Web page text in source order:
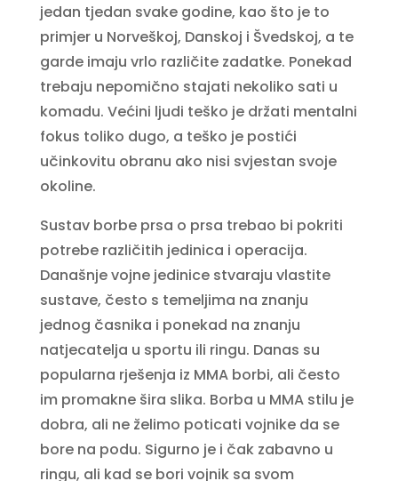
jedan tjedan svake godine, kao što je to
primjer u Norveškoj, Danskoj i Švedskoj, a te
garde imaju vrlo različite zadatke. Ponekad
trebaju nepomično stajati nekoliko sati u
komadu. Većini ljudi teško je držati mentalni
fokus toliko dugo, a teško je postići
učinkovitu obranu ako nisi svjestan svoje
okoline.
Sustav borbe prsa o prsa trebao bi pokriti
potrebe različitih jedinica i operacija.
Današnje vojne jedinice stvaraju vlastite
sustave, često s temeljima na znanju
jednog časnika i ponekad na znanju
natjecatelja u sportu ili ringu. Danas su
popularna rješenja iz MMA borbi, ali često
im promakne šira slika. Borba u MMA stilu je
dobra, ali ne želimo poticati vojnike da se
bore na podu. Sigurno je i čak zabavno u
ringu, ali kad se bori vojnik sa svom